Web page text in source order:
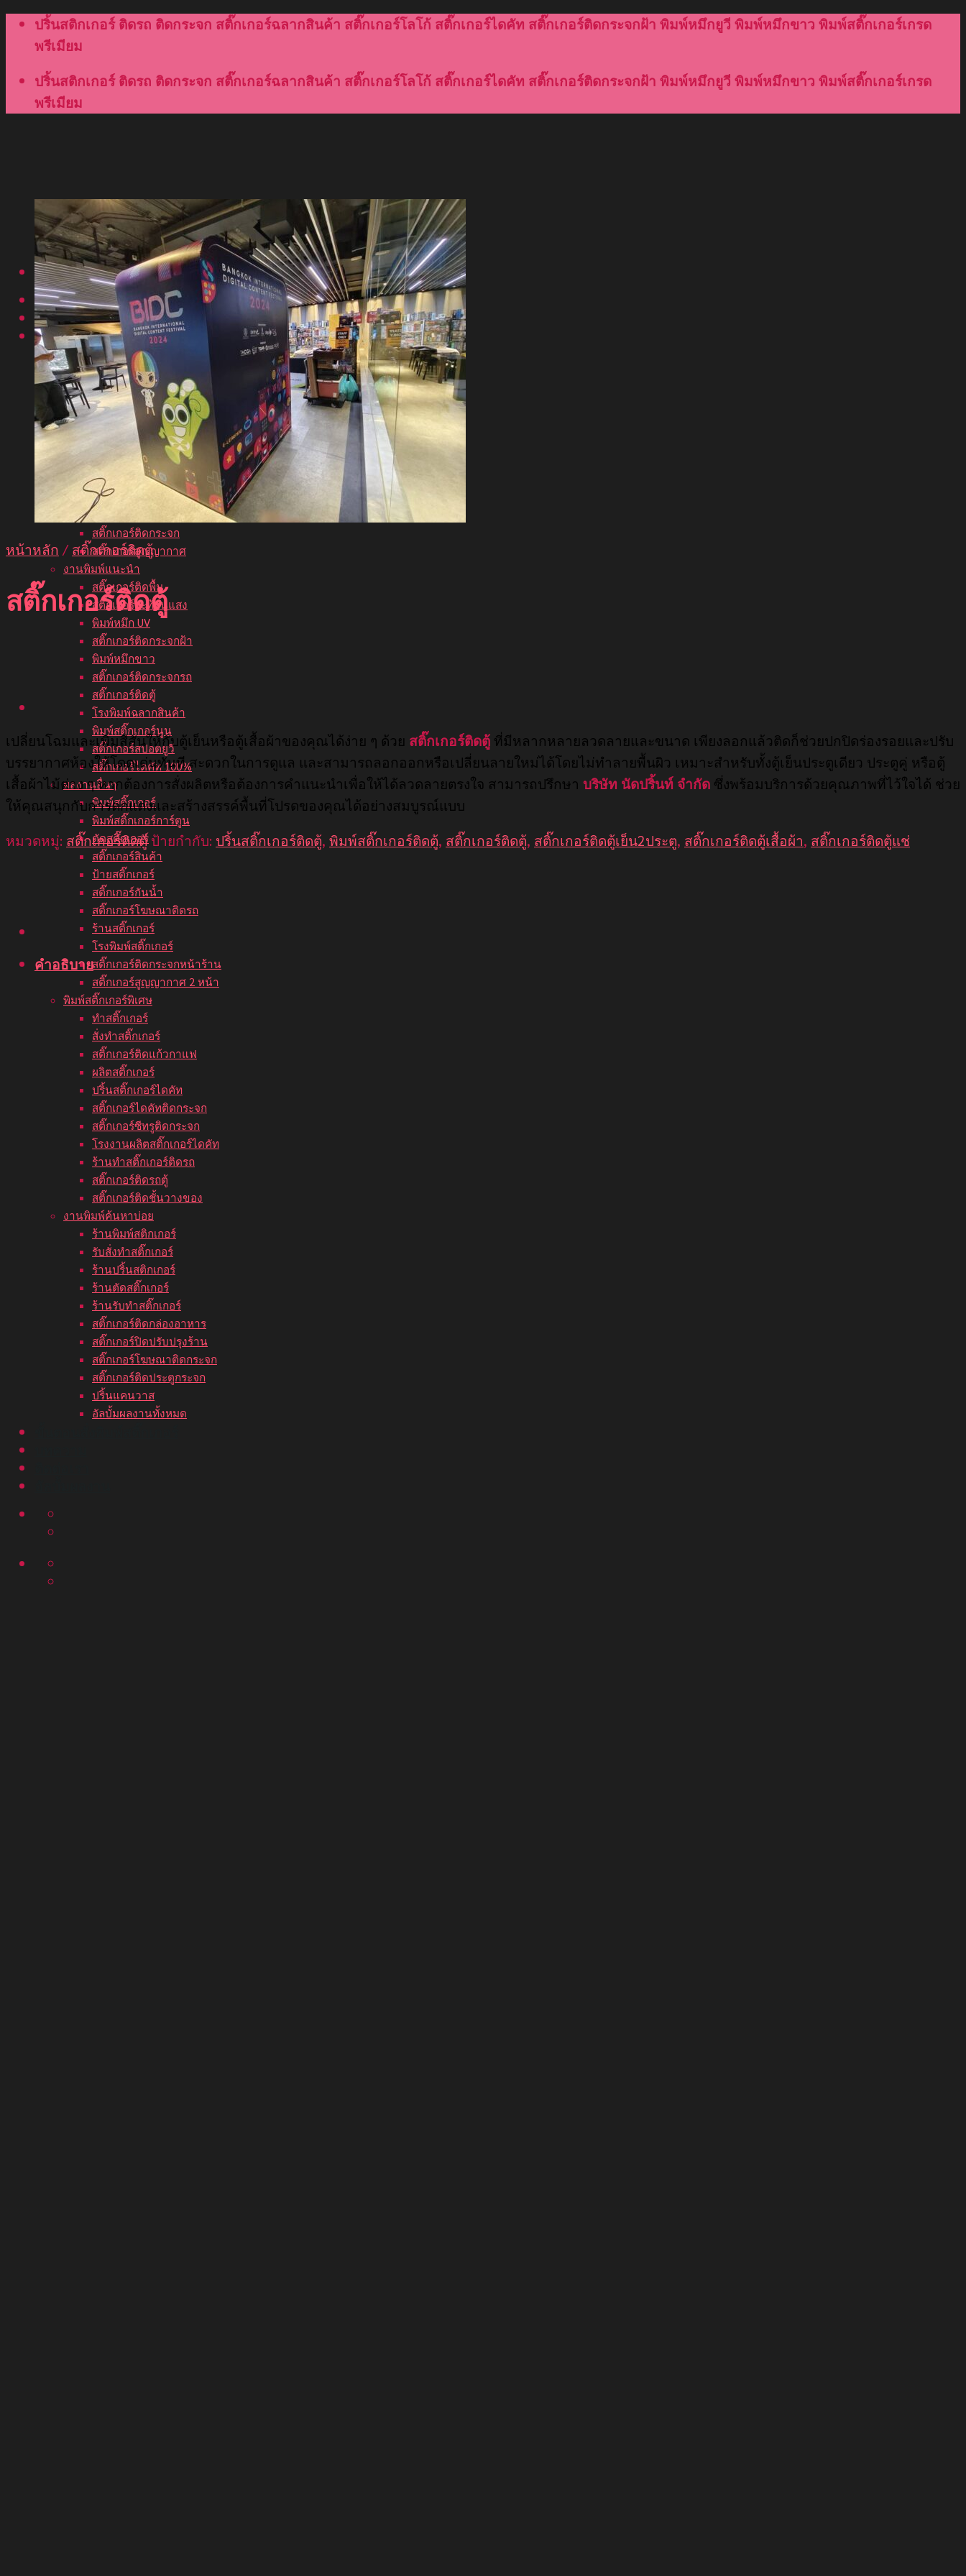
Skip ปริ้นสติกเกอร์ ติดรถ ติดกระจก สติ๊กเกอร์ฉลากสินค้า สติ๊กเกอร์โลโก้ สติ๊กเกอร์ไดคัท สติ๊กเกอร์ติดกระจกฝ้า พิมพ์หมึกยูวี พิมพ์หมึกขาว พิมพ์สติ๊กเกอร์เกรด
พรีเมียม
ปริ้นสติกเกอร์ ติดรถ ติดกระจก สติ๊กเกอร์ฉลากสินค้า สติ๊กเกอร์โลโก้ สติ๊กเกอร์ไดคัท สติ๊กเกอร์ติดกระจกฝ้า พิมพ์หมึกยูวี พิมพ์หมึกขาว พิมพ์สติ๊กเกอร์เกรด
พรีเมียม
Menu
หน้าแรก
เกี่ยวกับเรา
บริการของเรา
งานพิมพ์สติ๊กเกอร์ยอดนิยม
ปริ้นสติกเกอร์
ฉลากสินค้า
สติ๊กเกอร์ไดคัท
สติ๊กเกอร์โลโก้
สติ๊กเกอร์ติดผนัง
พิมพ์สติ๊กเกอร์ใส
สติ๊กเกอร์ซีทรู
สติ๊กเกอร์ติดรถยนต์
พิมพ์สติ๊กเกอร์ PVC
สติ๊กเกอร์ติดกระจก
สติ๊กเกอร์สูญญากาศ
งานพิมพ์แนะนำ
สติ๊กเกอร์ติดพื้น
สติ๊กเกอร์สะท้อนแสง
พิมพ์หมึก UV
สติ๊กเกอร์ติดกระจกฝ้า
พิมพ์หมึกขาว
สติ๊กเกอร์ติดกระจกรถ
สติ๊กเกอร์ติดตู้
โรงพิมพ์ฉลากสินค้า
พิมพ์สติ๊กเกอร์นูน
สติ๊กเกอร์สปอตยูวี
สติ๊กเกอร์ไดคัท 100%
ผลงานอื่นๆ
พิมพ์สติ๊กเกอร์
พิมพ์สติ๊กเกอร์การ์ตูน
ตัดสติ๊กเกอร์
สติ๊กเกอร์สินค้า
ป้ายสติ๊กเกอร์
สติ๊กเกอร์กันน้ำ
สติ๊กเกอร์โฆษณาติดรถ
ร้านสติ๊กเกอร์
โรงพิมพ์สติ๊กเกอร์
สติ๊กเกอร์ติดกระจกหน้าร้าน
สติ๊กเกอร์สูญญากาศ 2 หน้า
พิมพ์สติ๊กเกอร์พิเศษ
ทำสติ๊กเกอร์
สั่งทำสติ๊กเกอร์
สติ๊กเกอร์ติดแก้วกาแฟ
ผลิตสติ๊กเกอร์
ปริ้นสติ๊กเกอร์ไดคัท
สติ๊กเกอร์ไดคัทติดกระจก
สติ๊กเกอร์ซีทรูติดกระจก
โรงงานผลิตสติ๊กเกอร์ไดคัท
ร้านทำสติ๊กเกอร์ติดรถ
สติ๊กเกอร์ติดรถตู้
สติ๊กเกอร์ติดชั้นวางของ
งานพิมพ์ค้นหาบ่อย
ร้านพิมพ์สติกเกอร์
รับสั่งทำสติ๊กเกอร์
ร้านปริ้นสติกเกอร์
ร้านตัดสติ๊กเกอร์
ร้านรับทำสติ๊กเกอร์
สติ๊กเกอร์ติดกล่องอาหาร
สติ๊กเกอร์ปิดปรับปรุงร้าน
สติ๊กเกอร์โฆษณาติดกระจก
สติ๊กเกอร์ติดประตูกระจก
ปริ้นแคนวาส
อัลบั้มผลงานทั้งหมด
หน้าหลัก / สติ๊กเกอร์ติดตู้
สติ๊กเกอร์ติดตู้
เปลี่ยนโฉมและเพิ่มสีสันให้กับตู้เย็นหรือตู้เสื้อผ้าของคุณได้ง่าย ๆ ด้วย สติ๊กเกอร์ติดตู้ ที่มีหลากหลายลวดลายและขนาด เพียงลอกแล้วติดก็ช่วยปกปิดร่องรอยและปรับ
บรรยากาศห้องให้โดดเด่นทันที สะดวกในการดูแล และสามารถลอกออกหรือเปลี่ยนลายใหม่ได้โดยไม่ทำลายพื้นผิว เหมาะสำหรับทั้งตู้เย็นประตูเดียว ประตูคู่ หรือตู้
เสื้อผ้าไม้ต่าง ๆ หากต้องการสั่งผลิตหรือต้องการคำแนะนำเพื่อให้ได้ลวดลายตรงใจ สามารถปรึกษา บริษัท นัดปริ้นท์ จำกัด ซึ่งพร้อมบริการด้วยคุณภาพที่ไว้ใจได้ ช่วย
ให้คุณสนุกกับการตกแต่งและสร้างสรรค์พื้นที่โปรดของคุณได้อย่างสมบูรณ์แบบ
หมวดหมู่: สติ๊กเกอร์ติดตู้ ป้ายกำกับ: ปริ้นสติ๊กเกอร์ติดตู้, พิมพ์สติ๊กเกอร์ติดตู้, สติ๊กเกอร์ติดตู้, สติ๊กเกอร์ติดตู้เย็น2ประตู, สติ๊กเกอร์ติดตู้เสื้อผ้า, สติ๊กเกอร์ติดตู้แช่
คำอธิบาย